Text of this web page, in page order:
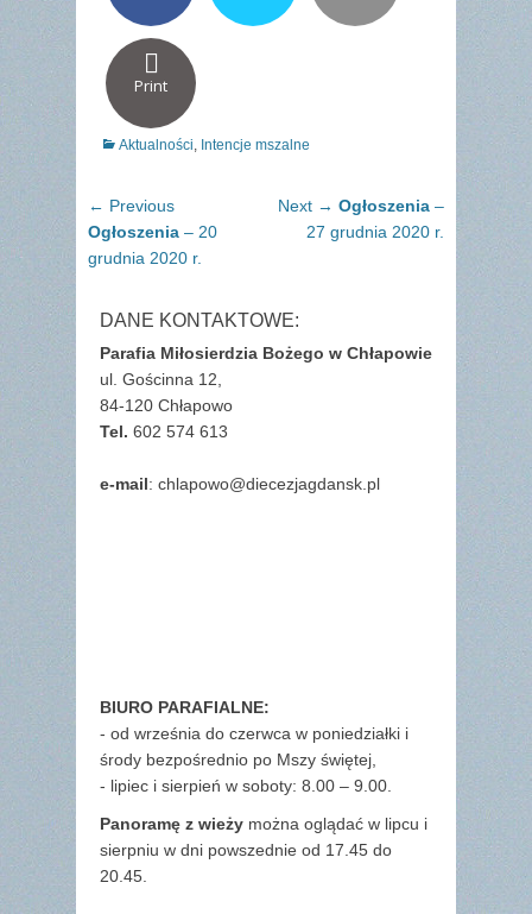
Print
Categories
Aktualności, Intencje mszalne
Nawigacja
wpisu
← PreviousPrevious
post:
Ogłoszenia – 20
grudnia 2020 r.
Next → Next
post:
Ogłoszenia –
27 grudnia 2020 r.
DANE KONTAKTOWE:
Parafia Miłosierdzia Bożego w Chłapowie
ul. Gościnna 12,
84-120 Chłapowo
Tel. 602 574 613
e-mail: chlapowo@diecezjagdansk.pl
BIURO PARAFIALNE:
- od września do czerwca w poniedziałki i
środy bezpośrednio po Mszy świętej,
- lipiec i sierpień w soboty: 8.00 – 9.00.
Panoramę z wieży można oglądać w lipcu i
sierpniu w dni powszednie od 17.45 do
20.45.